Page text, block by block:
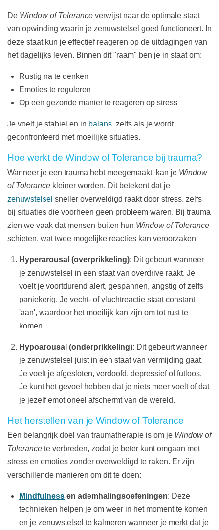
De Window of Tolerance verwijst naar de optimale staat
van opwinding waarin je zenuwstelsel goed functioneert. In
deze staat kun je effectief reageren op de uitdagingen van
het dagelijks leven. Binnen dit "raam" ben je in staat om:
Rustig na te denken
Emoties te reguleren
Op een gezonde manier te reageren op stress
Je voelt je stabiel en in balans, zelfs als je wordt
geconfronteerd met moeilijke situaties.
Hoe werkt de Window of Tolerance bij trauma?
Wanneer je een trauma hebt meegemaakt, kan je Window
of Tolerance kleiner worden. Dit betekent dat je
zenuwstelsel sneller overweldigd raakt door stress, zelfs
bij situaties die voorheen geen probleem waren. Bij trauma
zien we vaak dat mensen buiten hun Window of Tolerance
schieten, wat twee mogelijke reacties kan veroorzaken:
Hyperarousal (overprikkeling): Dit gebeurt wanneer
je zenuwstelsel in een staat van overdrive raakt. Je
voelt je voortdurend alert, gespannen, angstig of zelfs
paniekerig. Je vecht- of vluchtreactie staat constant
'aan', waardoor het moeilijk kan zijn om tot rust te
komen.
Hypoarousal (onderprikkeling): Dit gebeurt wanneer
je zenuwstelsel juist in een staat van vermijding gaat.
Je voelt je afgesloten, verdoofd, depressief of futloos.
Je kunt het gevoel hebben dat je niets meer voelt of dat
je jezelf emotioneel afschermt van de wereld.
Het herstellen van je Window of Tolerance
Een belangrijk doel van traumatherapie is om je Window of
Tolerance te verbreden, zodat je beter kunt omgaan met
stress en emoties zonder overweldigd te raken. Er zijn
verschillende manieren om dit te doen:
Mindfulness en ademhalingsoefeningen: Deze
technieken helpen je om weer in het moment te komen
en je zenuwstelsel te kalmeren wanneer je merkt dat je